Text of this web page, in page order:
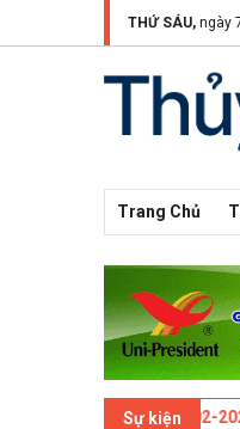
THỨ SÁU, ngày
Trang Chủ
Sự kiện
London, UK - Hội